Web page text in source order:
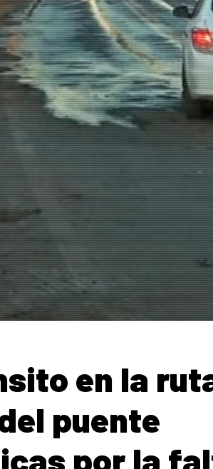
en la
puente
por la